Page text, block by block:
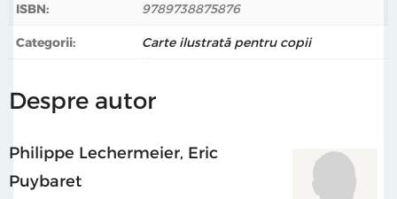
ISBN: 9789738875876
Categorii: Carte ilustrată pentru copii
Despre autor
Philippe Lechermeier Eric
Puybaret